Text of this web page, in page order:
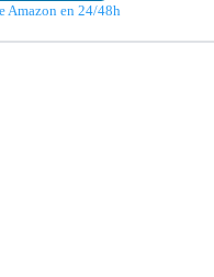
Amazon en 24/48h